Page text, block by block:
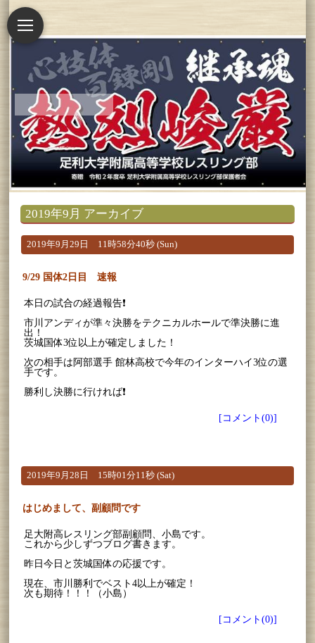
2019年9月 アーカイブ
2019年9月29日 11時58分40秒 (Sun)
9/29 国体2日目 速報
本日の試合の経過報告❗
市川アンディが準々決勝をテクニカルホールで準決勝に進
出！
茨城国体3位以上が確定しました！
次の相手は阿部選手 館林高校で今年のインターハイ3位の選
手です。
勝利し決勝に行ければ❗
[コメント(0)]
2019年9月28日 15時01分11秒 (Sat)
はじめまして、副顧問です
足大附高レスリング部副顧問、小島です。
これから少しずつブログ書きます。
昨日今日と茨城国体の応援です。
現在、市川勝利でベスト4以上が確定！
次も期待！！！（小島）
[コメント(0)]